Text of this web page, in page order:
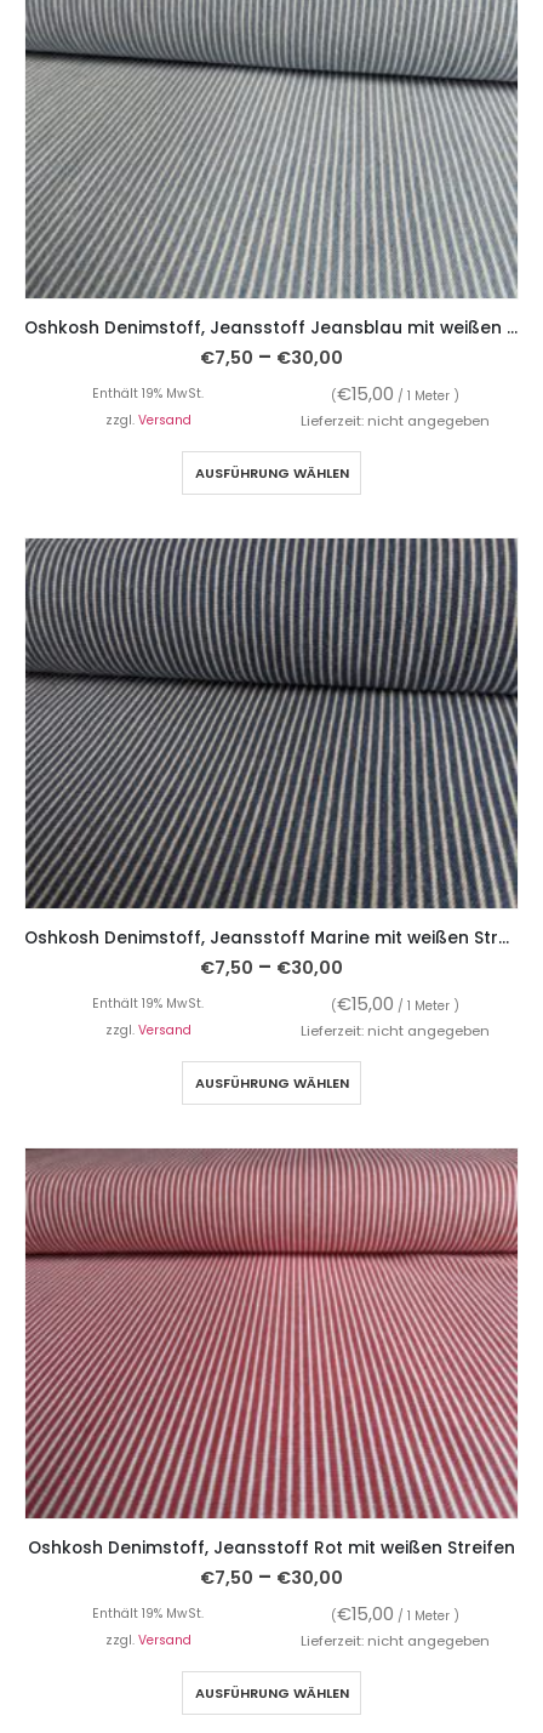
Oshkosh Denimstoff, Jeansstoff Jeansblau mit weißen Streifen
€7,50 – €30,00
Enthält 19% MwSt. (€15,00 / 1 Meter )
zzgl. Versand Lieferzeit: nicht angegeben
AUSFÜHRUNG WÄHLEN
Oshkosh Denimstoff, Jeansstoff Marine mit weißen Streifen
€7,50 – €30,00
Enthält 19% MwSt. (€15,00 / 1 Meter )
zzgl. Versand Lieferzeit: nicht angegeben
AUSFÜHRUNG WÄHLEN
Oshkosh Denimstoff, Jeansstoff Rot mit weißen Streifen
€7,50 – €30,00
Enthält 19% MwSt. (€15,00 / 1 Meter )
zzgl. Versand Lieferzeit: nicht angegeben
AUSFÜHRUNG WÄHLEN